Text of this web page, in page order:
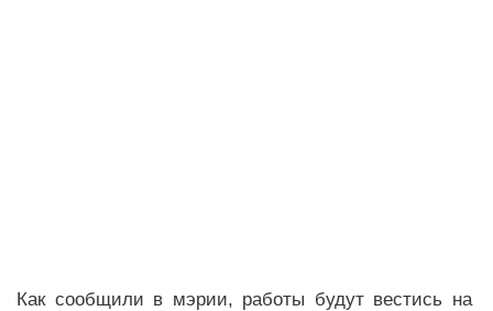
Как сообщили в мэрии, работы будут вестись на